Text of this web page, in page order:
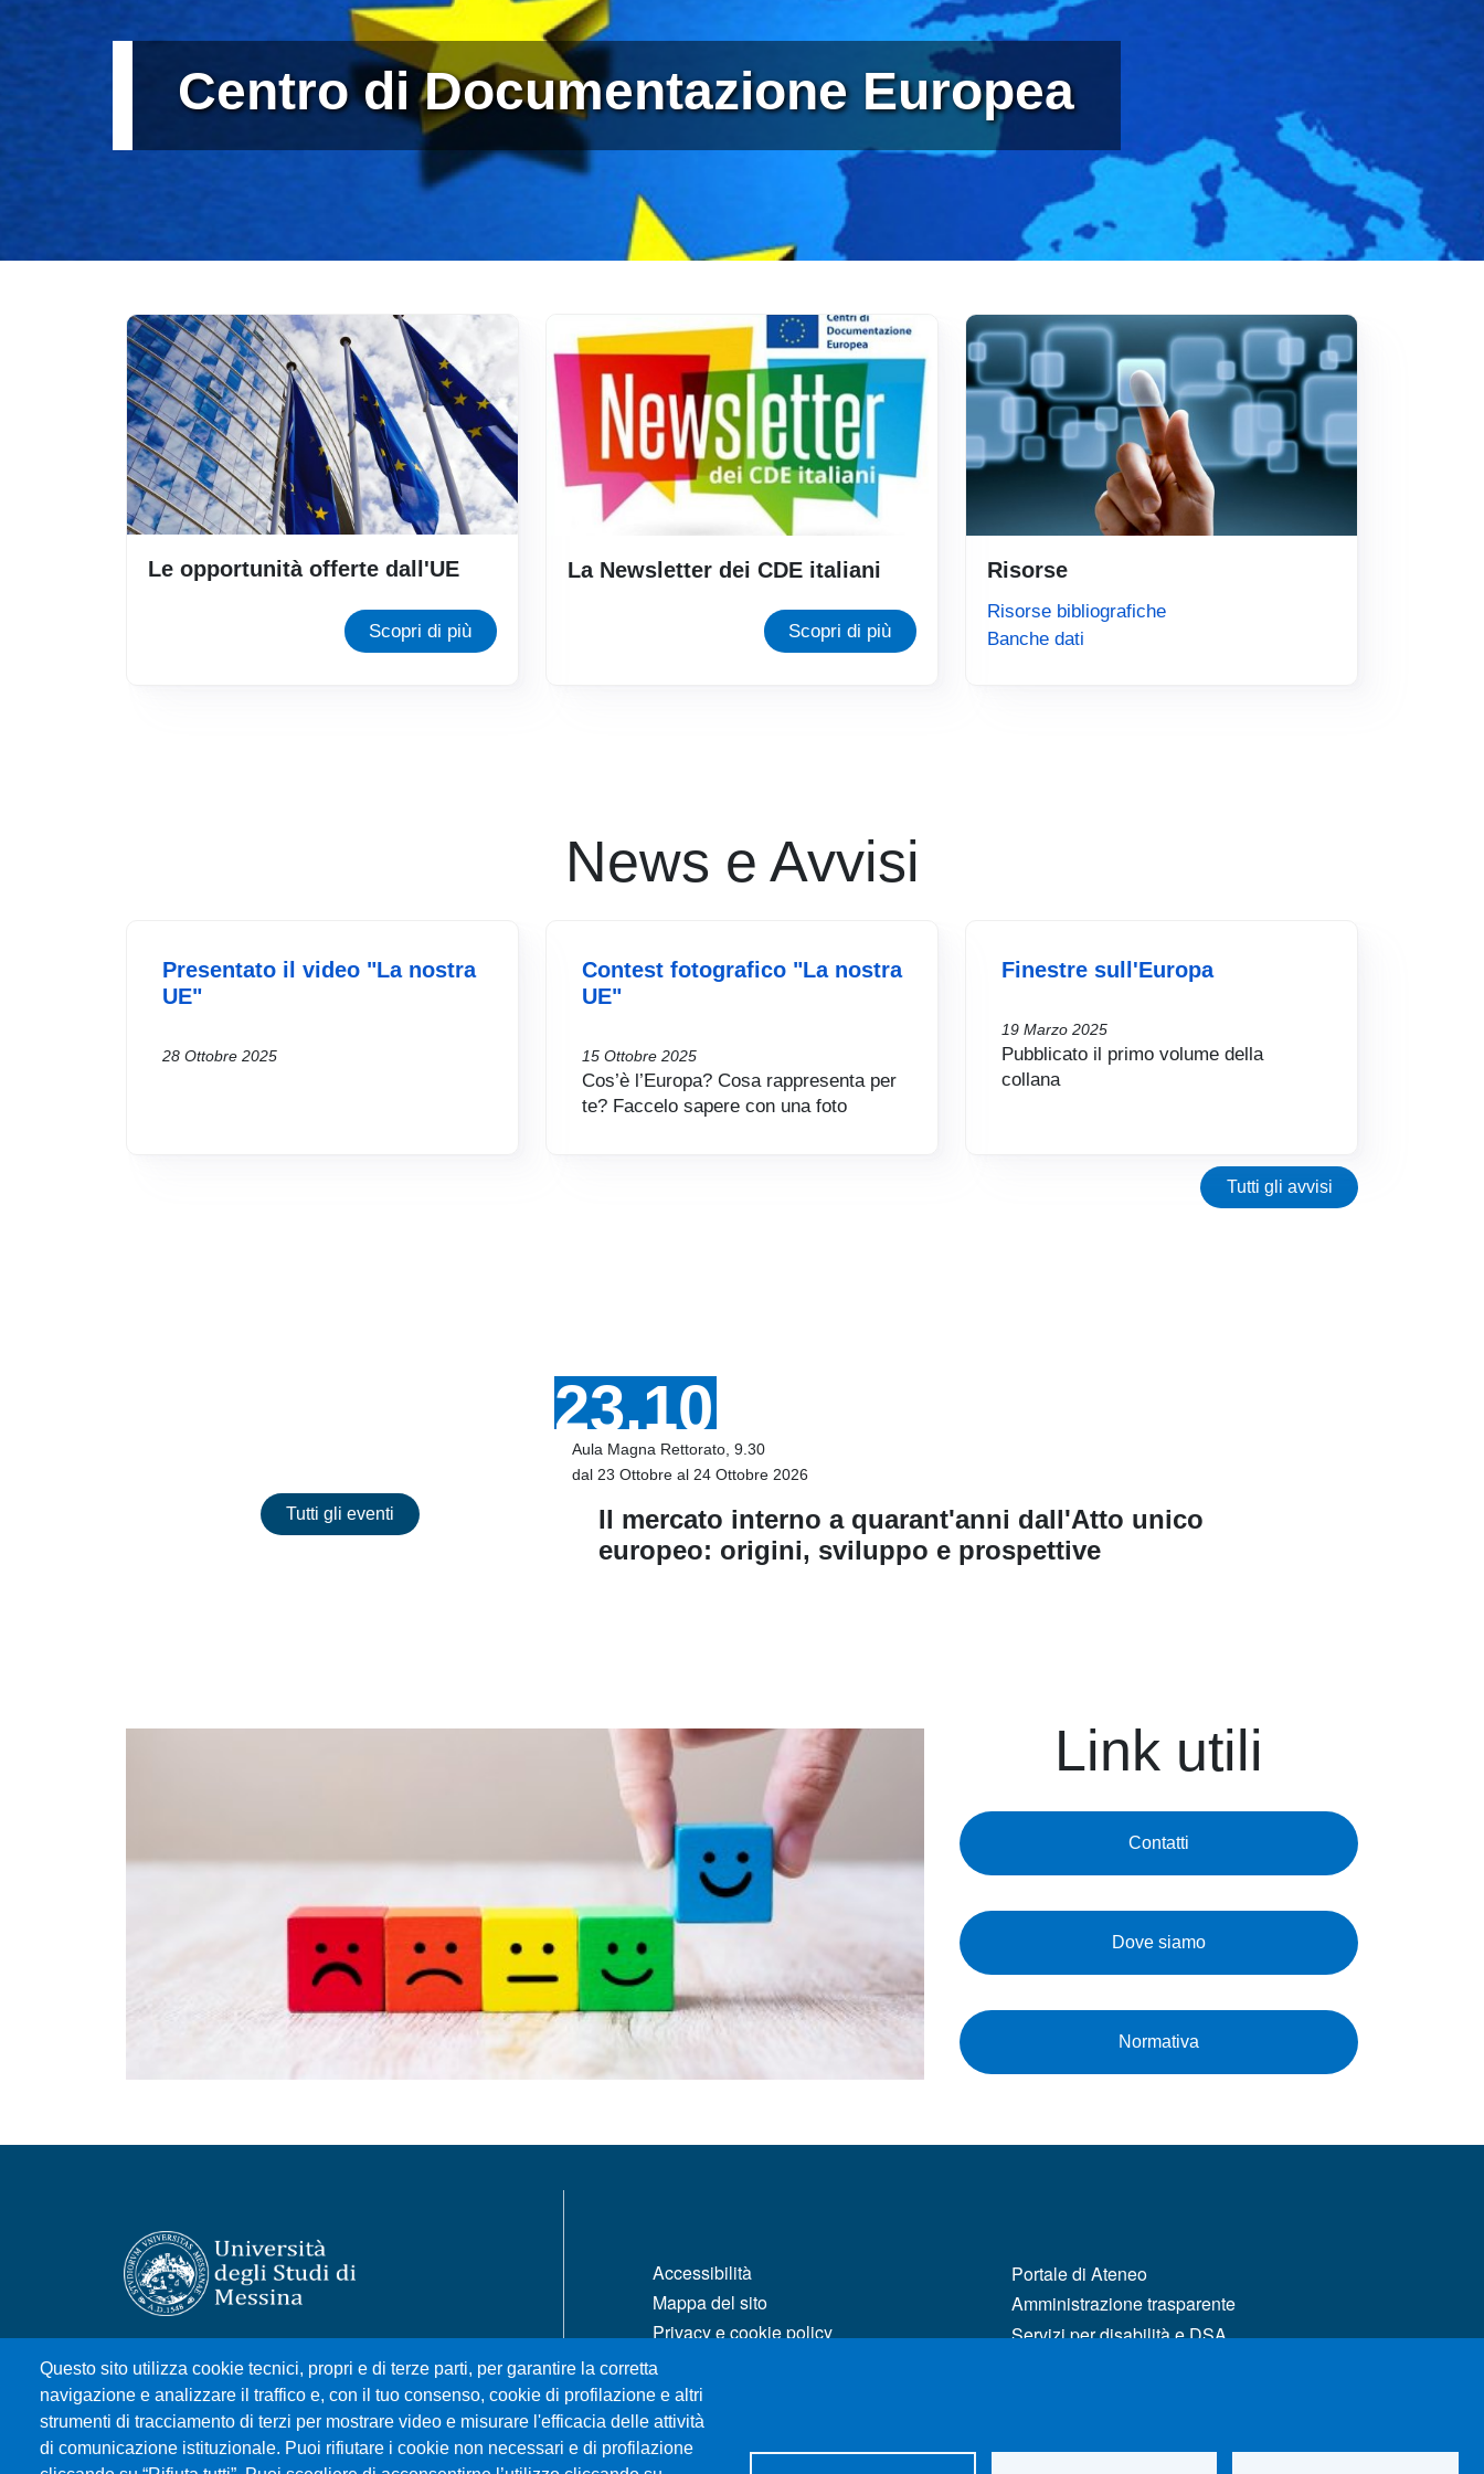
Centro di Documentazione Europea
Card
Immagine
Le opportunità offerte dall'UE
Scopri di più
Immagine
La Newsletter dei CDE italiani
Scopri di più
Immagine
Risorse
Risorse bibliografiche
Banche dati
News e Avvisi
Presentato il video "La nostra
UE"
28 Ottobre 2025
Contest fotografico "La nostra
UE"
15 Ottobre 2025
Cos’è l’Europa? Cosa rappresenta per
te? Faccelo sapere con una foto
Finestre sull'Europa
19 Marzo 2025
Pubblicato il primo volume della
collana
Tutti gli avvisi
Tutti gli eventi
23.10
Aula Magna Rettorato, 9.30
dal 23 Ottobre al 24 Ottobre 2026
Il mercato interno a quarant'anni dall'Atto unico
europeo: origini, sviluppo e prospettive
Link utili
Contatti
Dove siamo
Normativa
Questo sito utilizza cookie tecnici, propri e di terze parti, per garantire la corretta
navigazione e analizzare il traffico e, con il tuo consenso, cookie di profilazione e altri
strumenti di tracciamento di terzi per mostrare video e misurare l'efficacia delle attività
di comunicazione istituzionale. Puoi rifiutare i cookie non necessari e di profilazione
Università degli Studi di Messina
Piazza Pugliatti, 1 - 98122 Messina
Cod. Fiscale 80004070837
P.IVA 00724160833
Centralino: 090 676 1
Accessibilità
Mappa del sito
Privacy e cookie policy
Rivedi le tue scelte sui cookie
Portale di Ateneo
Amministrazione trasparente
Servizi per disabilità e DSA